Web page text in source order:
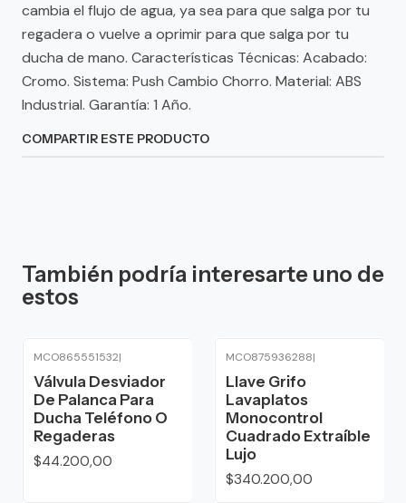
cambia el flujo de agua, ya sea para que salga por tu
regadera o vuelve a oprimir para que salga por tu
ducha de mano. Características Técnicas: Acabado:
Cromo. Sistema: Push Cambio Chorro. Material: ABS
Industrial. Garantía: 1 Año.
COMPARTIR ESTE PRODUCTO
También podría interesarte uno de
estos
MCO865551532|
Válvula Desviador
De Palanca Para
Ducha Teléfono O
Regaderas
$44.200,00
MCO875936288|
Llave Grifo
Lavaplatos
Monocontrol
Cuadrado Extraíble
Lujo
$340.200,00